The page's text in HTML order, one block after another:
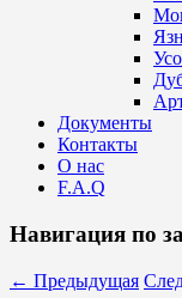
Документы
Контакты
О нас
F.A.Q
Навигация по
← Предыдущая